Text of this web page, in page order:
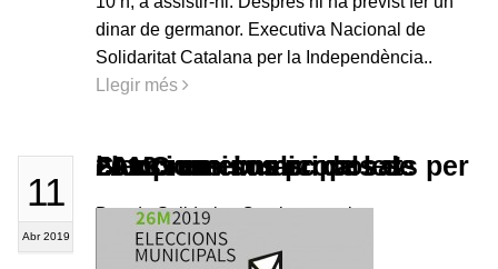
dinar de germanor. Executiva Nacional de
Solidaritat Catalana per la Independència..
Llegir més
11
Abr 2019
SI assumeix els compromisos proposats per l'ANC en el marc de les eleccions municipals de 2019
Des de Solidaritat Catalana per la